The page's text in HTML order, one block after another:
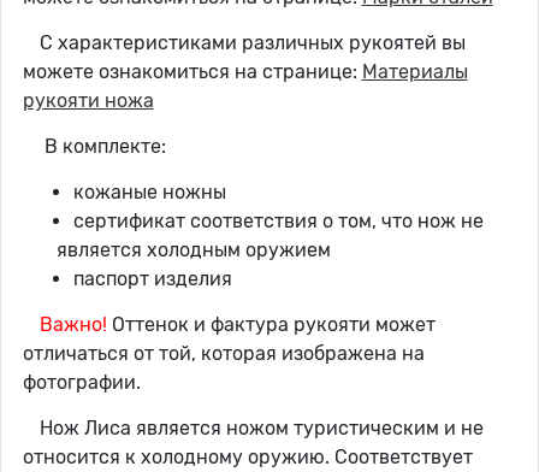
С характеристиками различных рукоятей вы
можете ознакомиться на странице: Материалы
рукояти ножа
В комплекте:
кожаные ножны
сертификат соответствия о том, что нож не
является холодным оружием
паспорт изделия
Важно! Оттенок и фактура рукояти может
отличаться от той, которая изображена на
фотографии.
Нож Лиса является ножом туристическим и не
относится к холодному оружию. Соответствует